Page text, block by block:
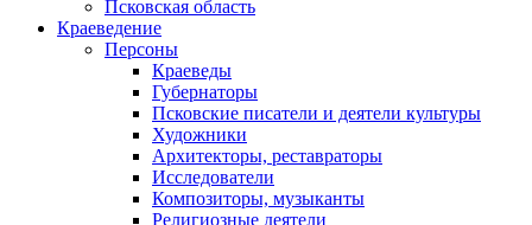
Псковская область
Краеведение
Персоны
Краеведы
Губернаторы
Псковские писатели и деятели культуры
Художники
Архитекторы, реставраторы
Исследователи
Композиторы, музыканты
Религиозные деятели